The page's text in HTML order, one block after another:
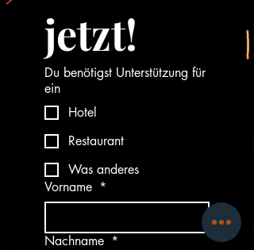
jetzt!
Du benötigst Unterstützung für
ein
Hotel
Restaurant
Was anderes
Vorname *
Nachname *